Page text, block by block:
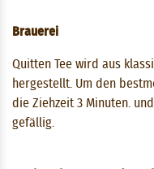
Brauerei
Quitten Tee wird aus
hergestellt. Um den
die Ziehzeit 3 ​​Minuten.
gefällig.